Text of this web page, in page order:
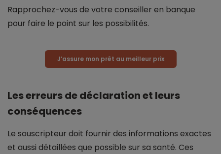
Rapprochez-vous de votre conseiller en banque
pour faire le point sur les possibilités.
J’assure mon prêt au meilleur prix
Les erreurs de déclaration et leurs
conséquences
Le souscripteur doit fournir des informations exactes
et aussi détaillées que possible sur sa santé. Ces